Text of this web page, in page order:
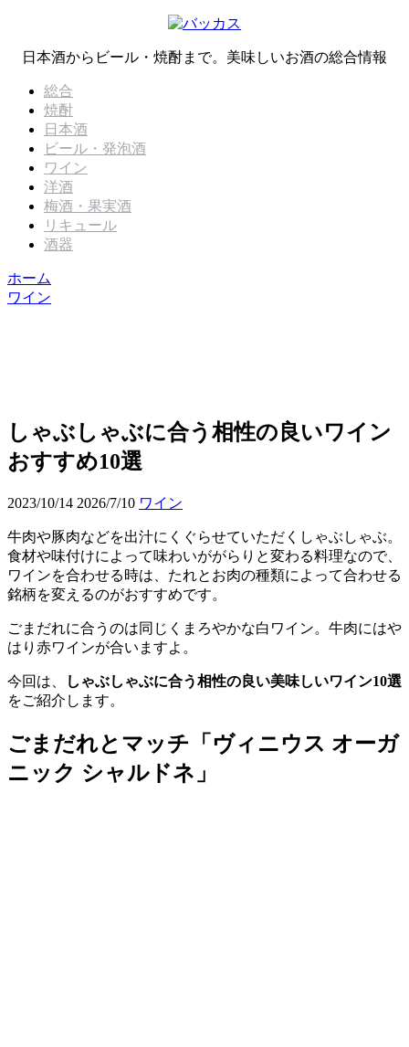
日本酒からビール・焼酎まで。美味しいお酒の総合情報
総合
焼酎
日本酒
ビール・発泡酒
ワイン
洋酒
梅酒・果実酒
リキュール
酒器
ホーム
ワイン
しゃぶしゃぶに合う相性の良いワイン
おすすめ10選
2023/10/14 2026/7/10 ワイン
牛肉や豚肉などを出汁にくぐらせていただくしゃぶしゃぶ。
食材や味付けによって味わいががらりと変わる料理なので、
ワインを合わせる時は、たれとお肉の種類によって合わせる
銘柄を変えるのがおすすめです。
ごまだれに合うのは同じくまろやかな白ワイン。牛肉にはや
はり赤ワインが合いますよ。
今回は、
しゃぶしゃぶに合う相性の良い美味しいワイン10選
をご紹介します。
ごまだれとマッチ「ヴィニウス オーガ
ニック シャルドネ」